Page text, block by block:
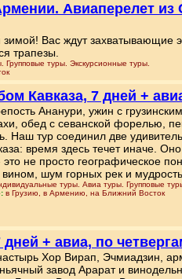
Авиаперелет из
Вас ждут захватывающие
трапезы.
туры. Экскурсионные туры.
Кавказа, 7 дней +
Ананури, ужин с
обед с севанской форелью,
Наш тур соединил две
время здесь течет иначе.
не просто географическое
шум горных рек и мудрость
туры. Авиа туры. Групповые
в Грузию, в Армению, на Ближний Восток
+ авиа, по
Хор Вирап, Эчмиадзин,
завод Арарат и